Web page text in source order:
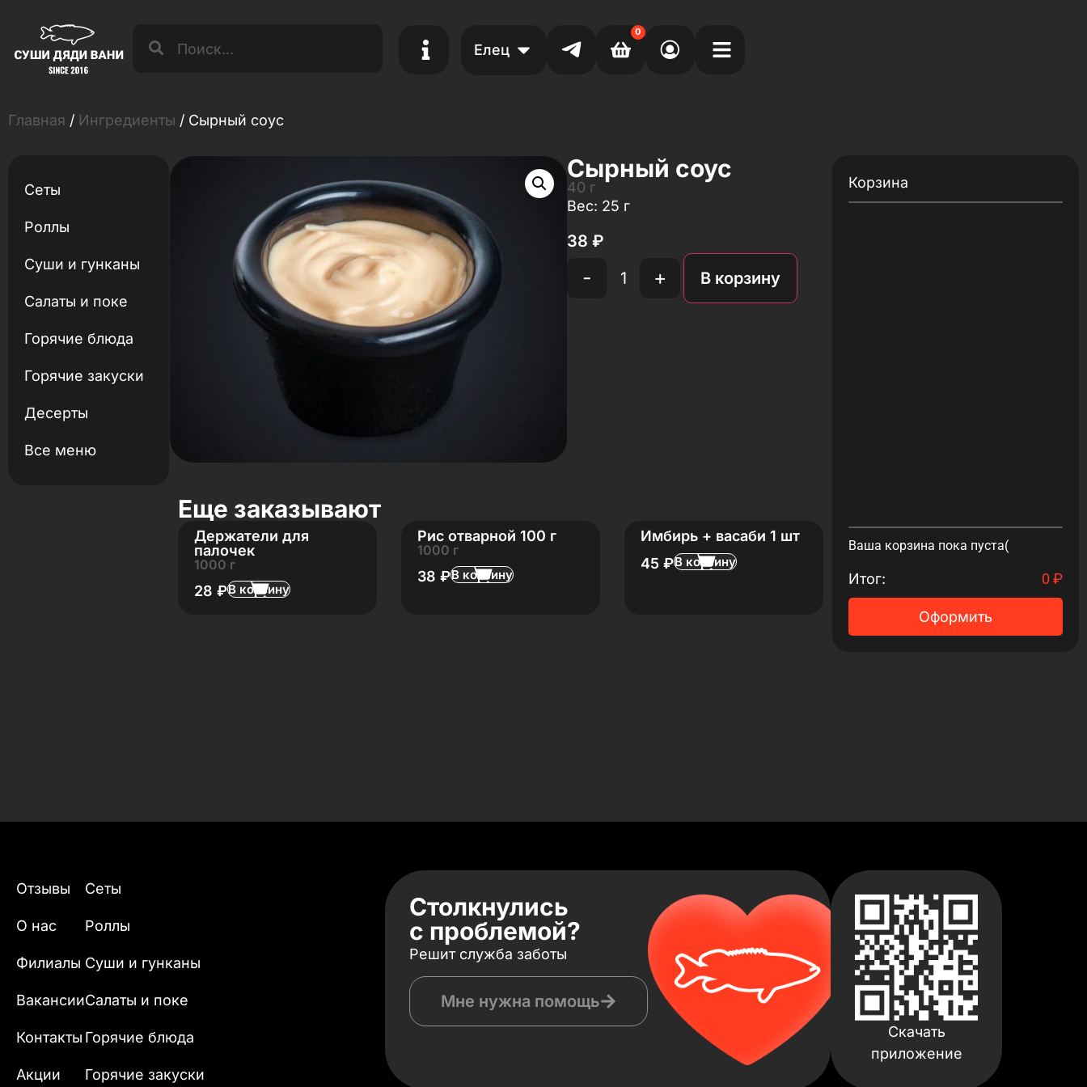
Елец
0
Главная / Ингредиенты / Сырный соус
Сеты
Роллы
Суши и гунканы
Салаты и поке
Горячие блюда
Горячие закуски
Десерты
Все меню
Сырный соус
40 г
Вес: 25 г
38 ₽
- + В корзину
Еще заказывают
Держатели для
палочек
1000 г
28 ₽В корзину
Рис отварной 100 г
1000 г
38 ₽В корзину
Имбирь + васаби 1 шт
45₽В корзину
Корзина
Ваша корзина пока пуста(
Итог: 0 ₽
Оформить
Отзывы
О нас
Филиалы
Вакансии
Контакты
Акции
Сеты
Роллы
Суши и гунканы
Салаты и поке
Горячие блюда
Горячие закуски
Столкнулись
с проблемой?
Решит служба заботы
Мне нужна помощь
Скачать
приложение